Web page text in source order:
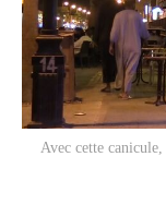
Avec cette